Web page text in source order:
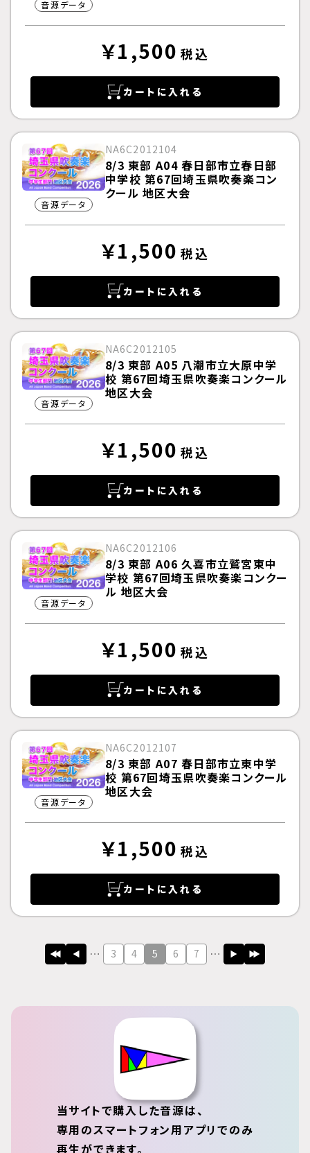
音源データ
￥1,500 税込
カートに入れる
音源データ
NA6C2012104
8/3 東部 A04 春日部市立春日部
中学校 第67回埼玉県吹奏楽コン
クール 地区大会
￥1,500 税込
カートに入れる
音源データ
NA6C2012105
8/3 東部 A05 八潮市立大原中学
校 第67回埼玉県吹奏楽コンクール
地区大会
￥1,500 税込
カートに入れる
音源データ
NA6C2012106
8/3 東部 A06 久喜市立鷲宮東中
学校 第67回埼玉県吹奏楽コンクー
ル 地区大会
￥1,500 税込
カートに入れる
音源データ
NA6C2012107
8/3 東部 A07 春日部市立東中学
校 第67回埼玉県吹奏楽コンクール
地区大会
￥1,500 税込
カートに入れる
3 4 5 6 7
当サイトで購入した音源は、
専用のスマートフォン用アプリでのみ
再生ができます。